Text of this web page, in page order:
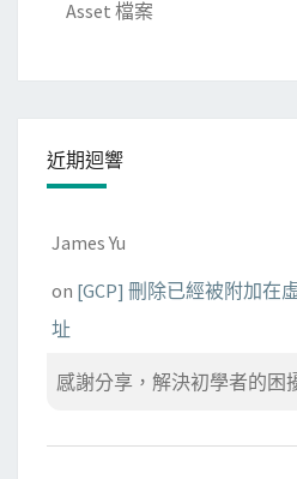
Asset 檔案
近期迴響
James Yu
on [GCP] 刪除已經被附加在
址
感謝分享，解決初學者的困